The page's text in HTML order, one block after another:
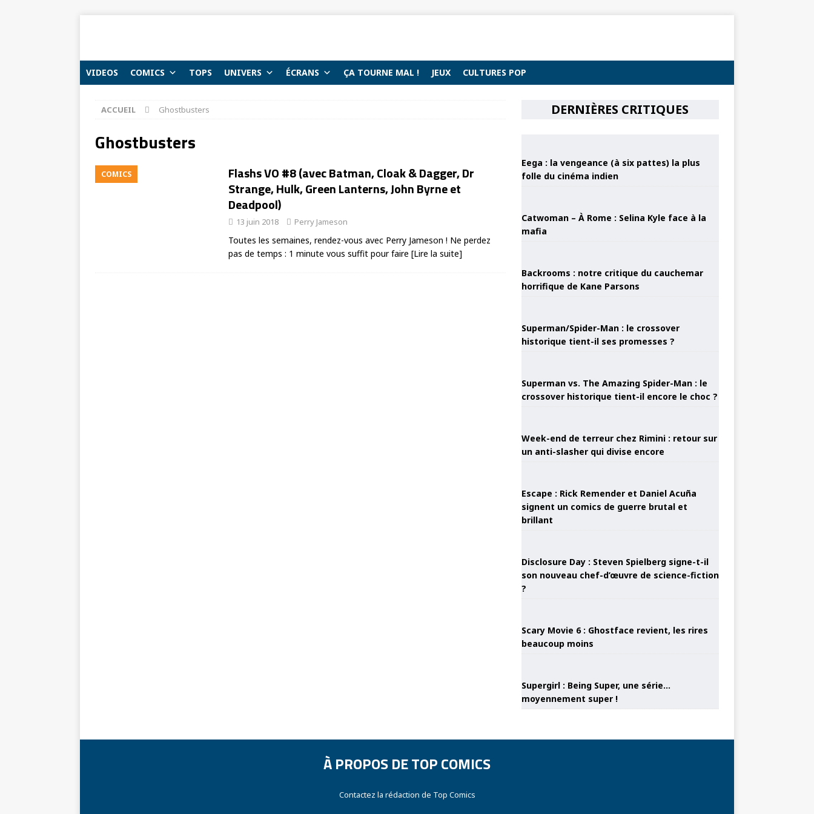
VIDEOS COMICS TOPS UNIVERS ÉCRANS ÇA TOURNE MAL ! JEUX CULTURES POP
ACCUEIL Ghostbusters
Ghostbusters
COMICS
Flashs VO #8 (avec Batman, Cloak & Dagger, Dr
Strange, Hulk, Green Lanterns, John Byrne et
Deadpool)
13 juin 2018 Perry Jameson
Toutes les semaines, rendez-vous avec Perry Jameson ! Ne perdez
pas de temps : 1 minute vous suffit pour faire [Lire la suite]
DERNIÈRES CRITIQUES
Eega : la vengeance (à six pattes) la plus
folle du cinéma indien
Catwoman – À Rome : Selina Kyle face à la
mafia
Backrooms : notre critique du cauchemar
horrifique de Kane Parsons
Superman/Spider-Man : le crossover
historique tient-il ses promesses ?
Superman vs. The Amazing Spider-Man : le
crossover historique tient-il encore le choc ?
Week-end de terreur chez Rimini : retour sur
un anti-slasher qui divise encore
Escape : Rick Remender et Daniel Acuña
signent un comics de guerre brutal et
brillant
Disclosure Day : Steven Spielberg signe-t-il
son nouveau chef-d’œuvre de science-fiction
?
Scary Movie 6 : Ghostface revient, les rires
beaucoup moins
Supergirl : Being Super, une série…
moyennement super !
À PROPOS DE TOP COMICS
Contactez la rédaction de Top Comics